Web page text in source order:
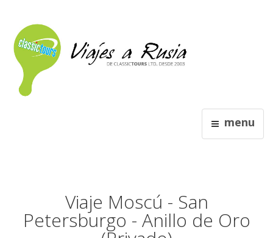
menu
Viaje Moscú - San
Petersburgo - Anillo de Oro